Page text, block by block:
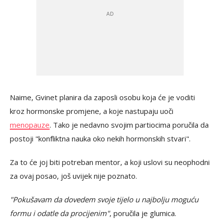
Naime, Gvinet planira da zaposli osobu koja će je voditi
kroz hormonske promjene, a koje nastupaju uoči
menopauze. Tako je nedavno svojim partiocima poručila da
postoji "konfliktna nauka oko nekih hormonskih stvari".
Za to će joj biti potreban mentor, a koji uslovi su neophodni
za ovaj posao, još uvijek nije poznato.
"Pokušavam da dovedem svoje tijelo u najbolju moguću
formu i odatle da procijenim", poručila je glumica.